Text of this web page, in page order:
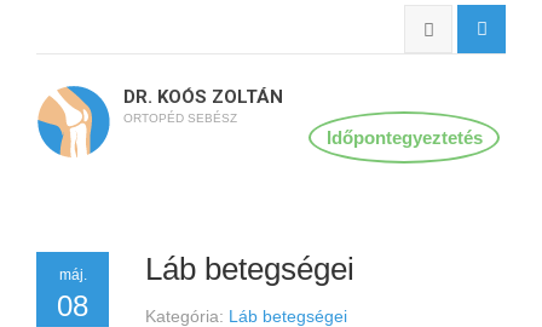
DR. KOÓS ZOLTÁN
ORTOPÉD SEBÉSZ
Időpontegyeztetés
máj.
08
Láb betegségei
Kategória: Láb betegségei